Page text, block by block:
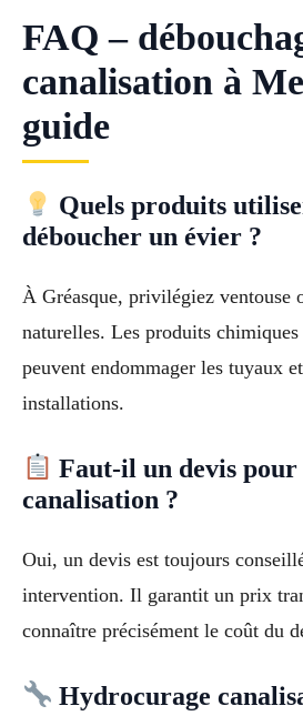
FAQ –
canalisation à
guide
Quels produits
déboucher un évier ?
À Gréasque, privilégiez ventouse
naturelles. Les produits
peuvent endommager les tuyaux
installations.
Faut-il un devis pour
canalisation ?
Oui, un devis est toujours
intervention. Il garantit un prix
connaître précisément le coût du
Hydrocurage